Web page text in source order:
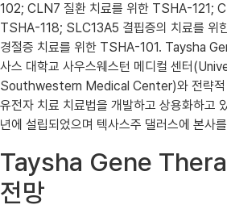
102; CLN7 질환 치료를 위한 TSHA-121;
TSHA-118; SLC13A5 결핍증의 치료를 위
경절증 치료를 위한 TSHA-101. Taysha
사스 대학교 사우스웨스턴 메디컬 센터
Southwestern Medical Center)와 전략적
유전자 치료 치료법을 개발하고 상용화하고
년에 설립되었으며 텍사스주 댈러스에 본사
Taysha Gene
전망